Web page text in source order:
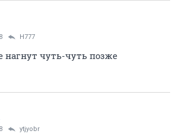
H777
нагнут чуть-чуть позже
ytjyobr